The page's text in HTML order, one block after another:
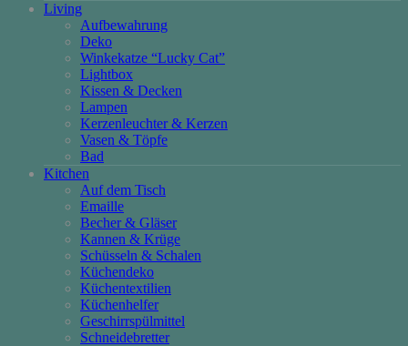
Living
Aufbewahrung
Deko
Winkekatze “Lucky Cat”
Lightbox
Kissen & Decken
Lampen
Kerzenleuchter & Kerzen
Vasen & Töpfe
Bad
Kitchen
Auf dem Tisch
Emaille
Becher & Gläser
Kannen & Krüge
Schüsseln & Schalen
Küchendeko
Küchentextilien
Küchenhelfer
Geschirrspülmittel
Schneidebretter